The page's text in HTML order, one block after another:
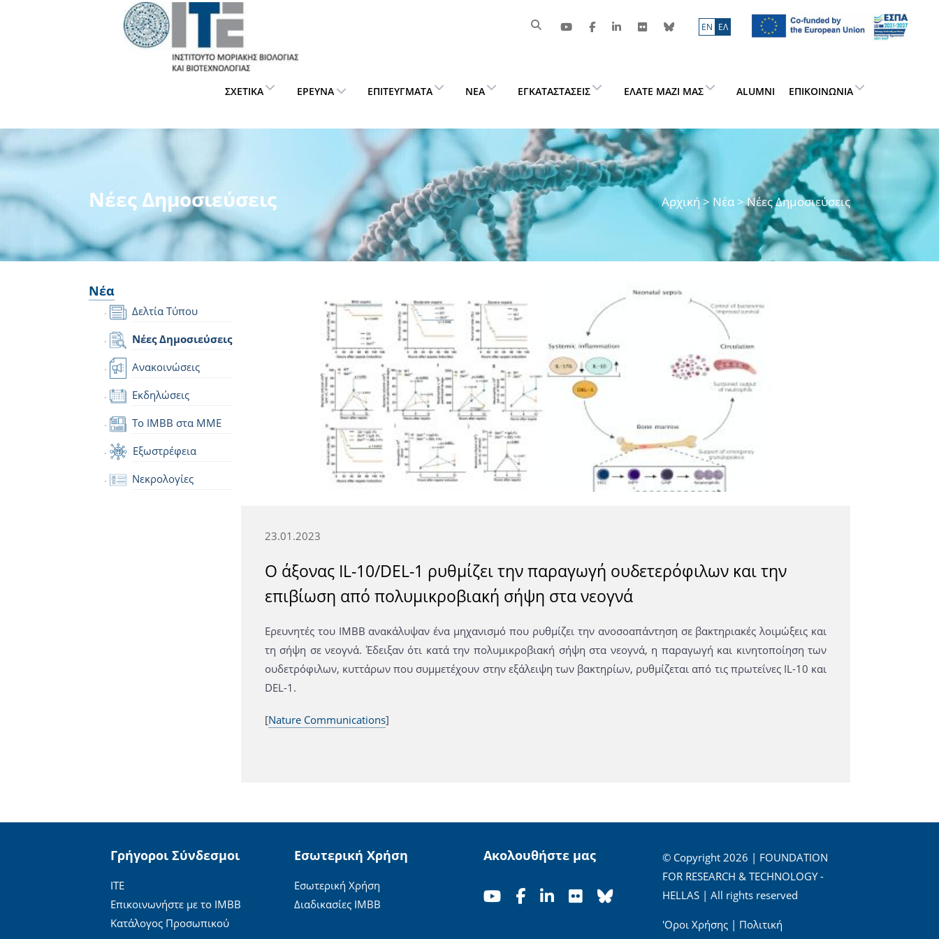
ΕN ΕΛ
ΣΧΕΤΙΚΆ ΈΡΕΥΝΑ ΕΠΙΤΕΎΓΜΑΤΑ ΝΈΑ ΕΓΚΑΤΑΣΤΆΣΕΙΣ ΕΛΆΤΕ ΜΑΖΊ ΜΑΣ ALUMNI ΕΠΙΚΟΙΝΩΝΊΑ
Νέες Δημοσιεύσεις Αρχική> Νέα > Νέες Δημοσιεύσεις
Νέα
Δελτία Τύπου
Νέες Δημοσιεύσεις
Ανακοινώσεις
Εκδηλώσεις
Το IMBB στα ΜΜΕ
Εξωστρέφεια
Νεκρολογίες
23.01.2023
O άξονας IL-10/DEL-1 ρυθμίζει την παραγωγή ουδετερόφιλων και την
επιβίωση από πολυμικροβιακή σήψη στα νεογνά
Ερευνητές του ΙΜΒΒ ανακάλυψαν ένα μηχανισμό που ρυθμίζει την ανοσοαπάντηση σε βακτηριακές λοιμώξεις και
τη σήψη σε νεογνά. Έδειξαν ότι κατά την πολυμικροβιακή σήψη στα νεογνά, η παραγωγή και κινητοποίηση των
ουδετρόφιλων, κυττάρων που συμμετέχουν στην εξάλειψη των βακτηρίων, ρυθμίζεται από τις πρωτεΐνες IL-10 και
DEL-1.
[Nature Communications]
Γρήγοροι Σύνδεσμοι
ΙΤΕ
Επικοινωνήστε με το ΙΜΒΒ
Κατάλογος Προσωπικού
Εσωτερική Χρήση
Εσωτερική Χρήση
Διαδικασίες ΙΜΒΒ
Ακολουθήστε μας
© Copyright 2026 | FOUNDATION
FOR RESEARCH & TECHNOLOGY -
HELLAS | All rights reserved
'Οροι Χρήσης| Πολιτική